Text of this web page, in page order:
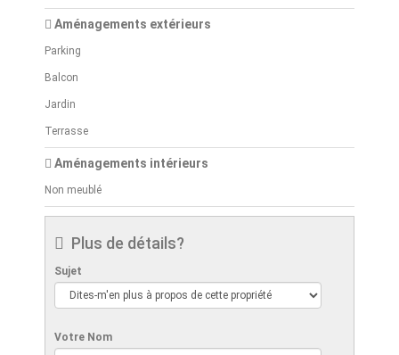
Aménagements extérieurs
Parking
Balcon
Jardin
Terrasse
Aménagements intérieurs
Non meublé
Plus de détails?
Sujet
Votre Nom